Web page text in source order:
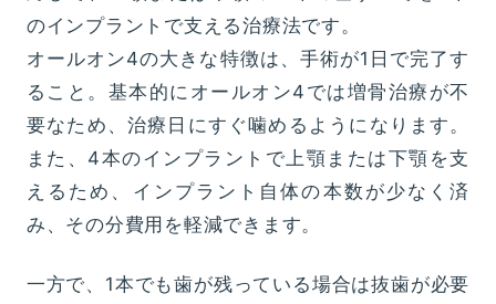
のインプラントで支える治療法です。
オールオン4の大きな特徴は、手術が1日で完了す
ること。基本的にオールオン4では増骨治療が不
要なため、治療日にすぐ噛めるようになります。
また、4本のインプラントで上顎または下顎を支
えるため、インプラント自体の本数が少なく済
み、その分費用を軽減できます。
一方で、1本でも歯が残っている場合は抜歯が必要